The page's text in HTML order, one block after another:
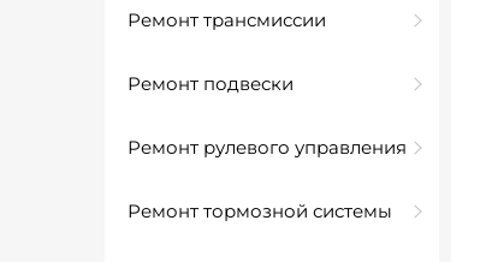
Ремонт трансмиссии
Ремонт подвески
Ремонт рулевого управления
Ремонт тормозной системы